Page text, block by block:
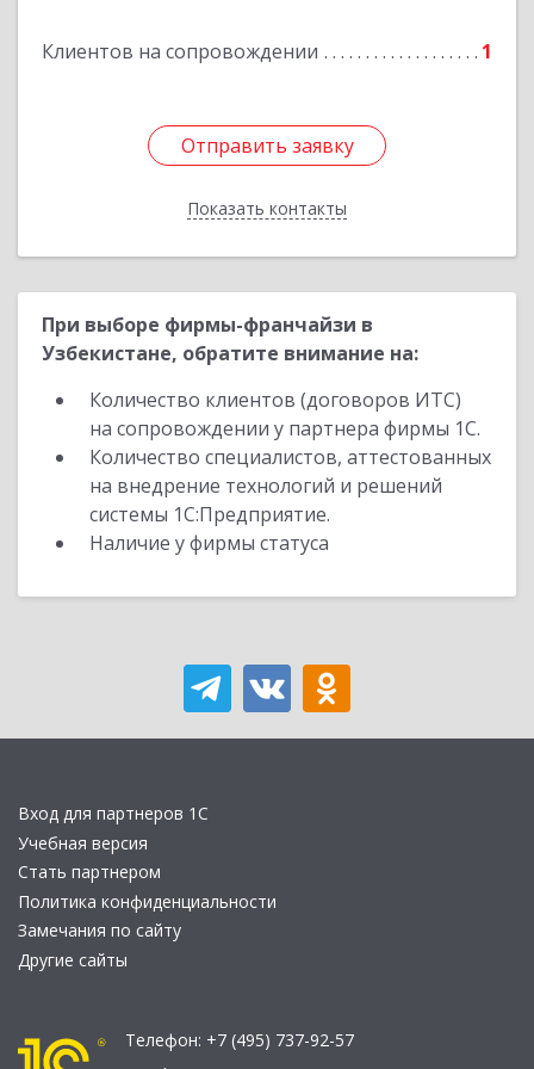
Клиентов на сопровождении 1
Отправить заявку
Показать контакты
Отправить заявку
Назад
При выборе фирмы-франчайзи в
Узбекистане, обратите внимание на:
Количество клиентов (договоров ИТС)
на сопровождении у партнера фирмы 1С.
Количество специалистов, аттестованных
на внедрение технологий и решений
системы 1С:Предприятие.
Наличие у фирмы статуса
Вход для партнеров 1С
Учебная версия
Стать партнером
Политика конфиденциальности
Замечания по сайту
Другие сайты
Телефон: +7 (495) 737-92-57